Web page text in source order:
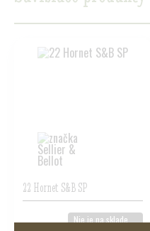
22 Hornet S&B SP
Nie je na sklade